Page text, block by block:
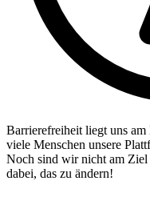
Barrierefreiheit liegt uns
viele Menschen unsere
Noch sind wir nicht am
dabei, das zu ändern!